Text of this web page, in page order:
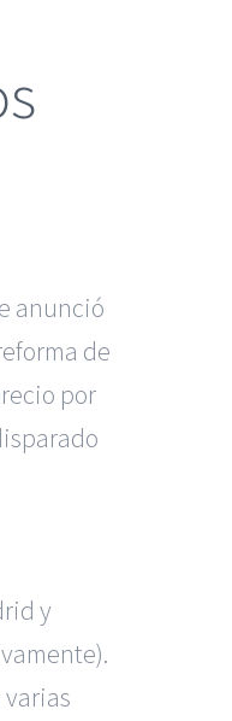
anunció
de
por
y